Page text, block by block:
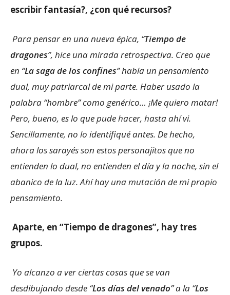
escribir fantasía?, ¿con qué recursos?
Para pensar en una nueva épica, “Tiempo de
dragones”, hice una mirada retrospectiva. Creo que
en “La saga de los confines” había un pensamiento
dual, muy patriarcal de mi parte. Haber usado la
palabra “hombre” como genérico… ¡Me quiero matar!
Pero, bueno, es lo que pude hacer, hasta ahí vi.
Sencillamente, no lo identifiqué antes. De hecho,
ahora los sarayés son estos personajitos que no
entienden lo dual, no entienden el día y la noche, sin el
abanico de la luz. Ahí hay una mutación de mi propio
pensamiento.
Aparte, en “Tiempo de dragones”, hay tres
grupos.
Yo alcanzo a ver ciertas cosas que se van
desdibujando desde “Los días del venado” a la “Los